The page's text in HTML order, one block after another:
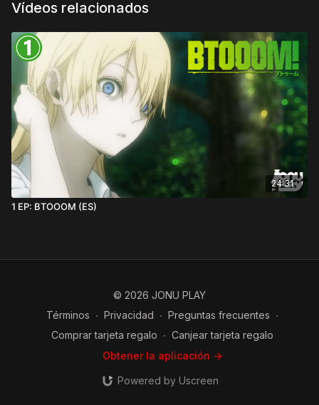
Vídeos relacionados
24:31
1 EP: BTOOOM (ES)
© 2026 JONU PLAY
Términos ∙ Privacidad ∙ Preguntas frecuentes ∙
Comprar tarjeta regalo ∙ Canjear tarjeta regalo
Obtener la aplicación ->
Powered by Uscreen